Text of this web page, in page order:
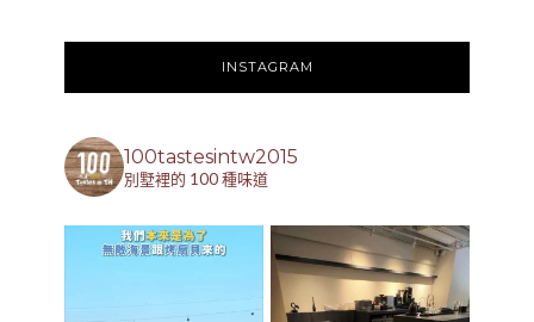
INSTAGRAM
100tastesintw2015
別墅裡的 100 種味道